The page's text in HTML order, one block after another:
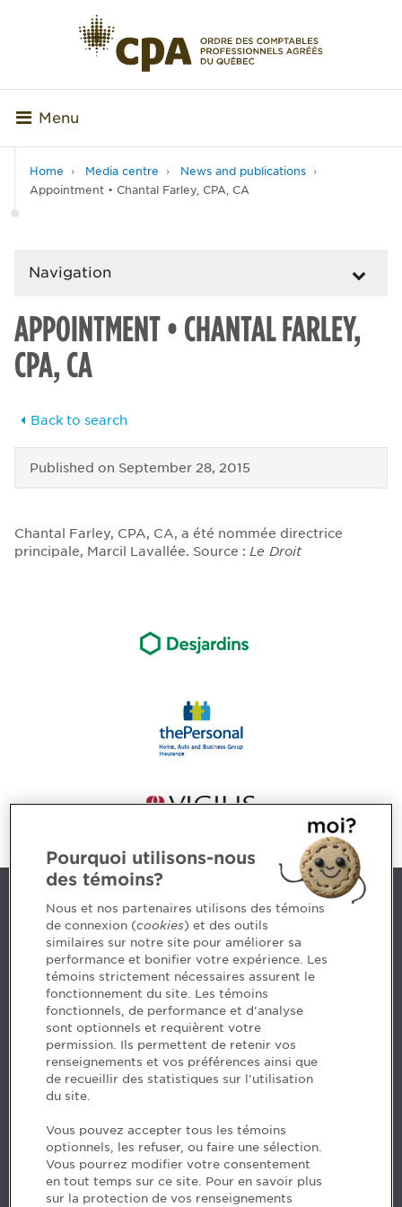
Menu
Home Media centre
News and publications
Appointment • Chantal Farley, CPA, CA
Navigation
APPOINTMENT • CHANTAL FARLEY,
CPA, CA
Back to search
Published on September 28, 2015
Chantal Farley, CPA, CA, a été nommée directrice
principale, Marcil Lavallée. Source : Le Droit
Contact us
5, Place Ville Marie, bureau 800, Montréal (Québec)
H3B 2G2
www.cpaquebec.ca
Questions? Ask our team >
Want to make the Order a part of your career? See
our job offers >
Facebook - Devenir CPA
Instagram
LinkedIn - CPA
LinkedIn - 20 minutes CPA
Pourquoi utilisons-nous
des témoins?
Nous et nos partenaires utilisons des témoins
de connexion (cookies) et des outils
similaires sur notre site pour améliorer sa
performance et bonifier votre expérience. Les
témoins strictement nécessaires assurent le
fonctionnement du site. Les témoins
fonctionnels, de performance et d'analyse
sont optionnels et requièrent votre
permission. Ils permettent de retenir vos
renseignements et vos préférences ainsi que
de recueillir des statistiques sur l'utilisation
du site.
Vous pouvez accepter tous les témoins
optionnels, les refuser, ou faire une sélection.
Vous pourrez modifier votre consentement
en tout temps sur ce site. Pour en savoir plus
sur la protection de vos renseignements